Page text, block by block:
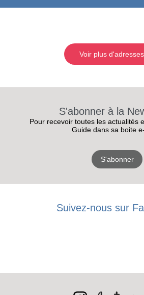
Voir plus d'adresses
S'abonner à la
Pour recevoir toutes les actualités
Guide dans sa boite
S'abonner
Suivez-nous sur